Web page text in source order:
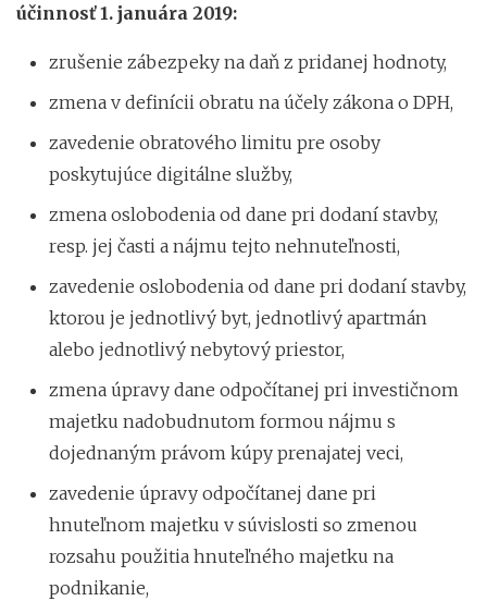
účinnosť 1. januára 2019:
zrušenie zábezpeky na daň z pridanej hodnoty,
zmena v definícii obratu na účely zákona o DPH,
zavedenie obratového limitu pre osoby
poskytujúce digitálne služby,
zmena oslobodenia od dane pri dodaní stavby,
resp. jej časti a nájmu tejto nehnuteľnosti,
zavedenie oslobodenia od dane pri dodaní stavby,
ktorou je jednotlivý byt, jednotlivý apartmán
alebo jednotlivý nebytový priestor,
zmena úpravy dane odpočítanej pri investičnom
majetku nadobudnutom formou nájmu s
dojednaným právom kúpy prenajatej veci,
zavedenie úpravy odpočítanej dane pri
hnuteľnom majetku v súvislosti so zmenou
rozsahu použitia hnuteľného majetku na
podnikanie,